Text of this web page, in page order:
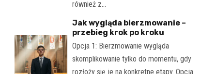
również z…
Jak wygląda bierzmowanie –
przebieg krok po kroku
Opcja 1: Bierzmowanie wygląda
skomplikowanie tylko do momentu, gdy
rozłoży się je na konkretne etapy. Opcja